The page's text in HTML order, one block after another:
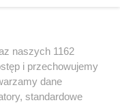
naszych 1162
i przechowujemy
dane
standardowe